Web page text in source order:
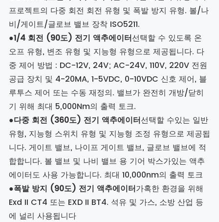
프로젝트의 다중 회전 회전 유형 및 폭발 방지 유형. 볼/나
비/게이트/글로브 밸브 장착 ISO5211.
●1/4 회전 (90도) 전기 액추에이터선택할 수 있도록 온
오프 유형, 변조 유형 및 지능형 유형으로 제공됩니다. 다
중 제어 방법 : DC-12V, 24V; AC-24V, 110V, 220V 전원
공급 장치 및 4-20MA, 1-5VDC, 0-10VDC 신호 제어, 블
루투스 제어 또는 수동 재정의. 밸브가 완전히 개방/닫히
기 위해 최대 5,000Nm의 출력 토크.
●다중 회전 (360도) 전기 액추에이터선택할 수있는 일반
유형, 지능형 스위치 유형 및 지능형 조정 유형으로 제공됩
니다. 게이트 밸브, 나이프 게이트 밸브, 글로브 밸브에 적
합합니다. 볼 밸브 및 나비 밸브 용 기어 박스가있는 액추
에이터도 사용 가능합니다. 최대 10,000nm의 출력 토크
●폭발 방지 (90도) 전기 액추에이터가혹한 환경을 위해
Exd II CT4 또는 EXD II BT4. 석유 및 가스, 소방 산업 등
에 널리 사용됩니다